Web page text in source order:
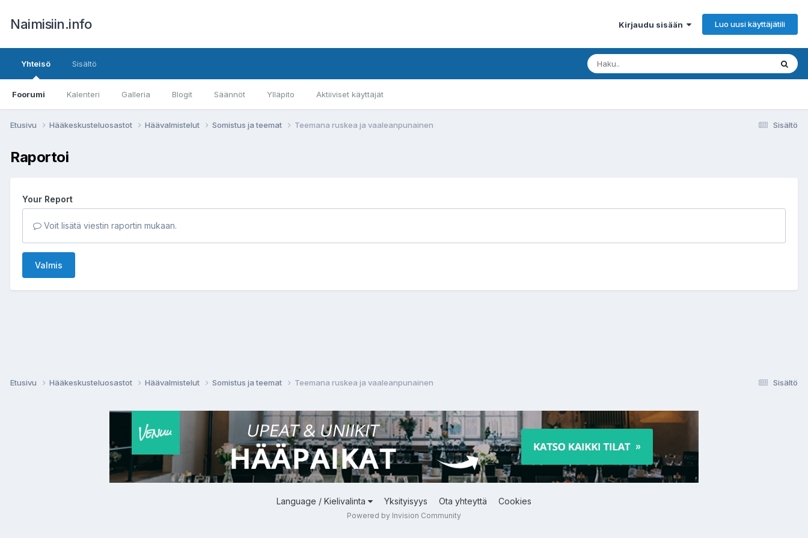
Naimisiin.info Kirjaudu sisään Luo uusi käyttäjätili
Yhteisö
Foorumi Kalenteri Galleria Blogit Säännöt Ylläpito Aktiiviset käyttäjät
Sisältö
Sisältö
Etusivu Hääkeskusteluosastot Häävalmistelut Somistus ja teemat Teemana ruskea ja vaaleanpunainen
Raportoi
Your Report
Voit lisätä viestin raportin mukaan.
Valmis
Sisältö
Etusivu Hääkeskusteluosastot Häävalmistelut Somistus ja teemat Teemana ruskea ja vaaleanpunainen
Language / Kielivalinta Yksityisyys Ota yhteyttä Cookies
Powered by Invision Community